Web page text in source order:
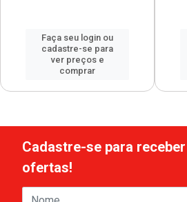
Faça seu login ou
cadastre-se para
ver preços e
comprar
Cadastre-se para
ofertas!